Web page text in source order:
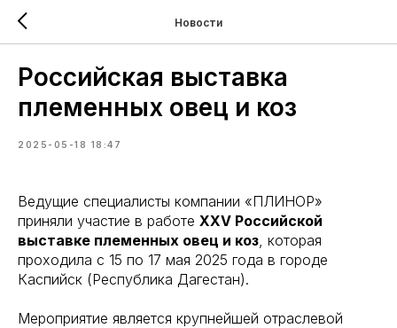
Новости
Российская выставка
племенных овец и коз
2025-05-18 18:47
Ведущие специалисты компании «ПЛИНОР»
приняли участие в работе XXV Российской
выставке племенных овец и коз, которая
проходила с 15 по 17 мая 2025 года в городе
Каспийск (Республика Дагестан).
Мероприятие является крупнейшей отраслевой